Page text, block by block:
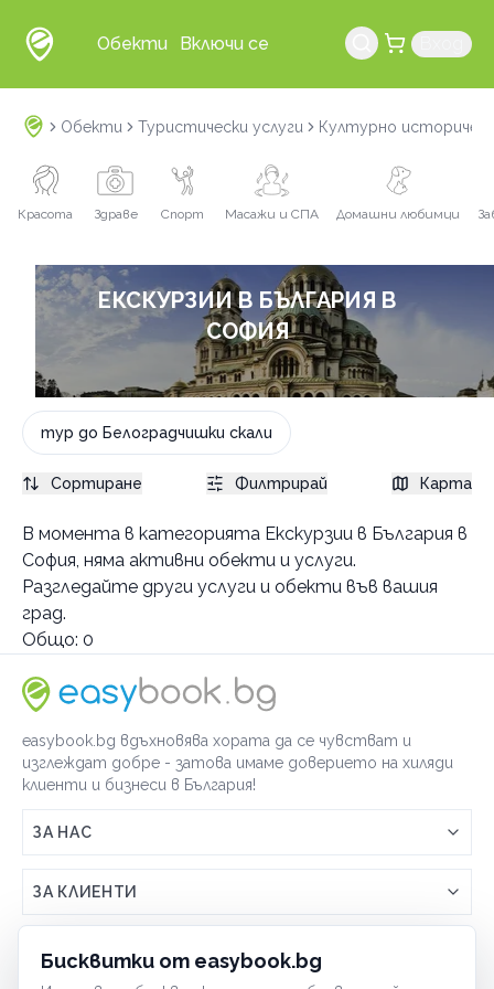
Бисквитки от easybook.bg
Обекти Включи се
Обекти Туристически услуги Културно
Красота Здраве Спорт Масажи и СПА Домашни любимци
ЕКСКУРЗИИ В БЪЛГАРИЯ В
СОФИЯ
тур до Белоградчишки скали
В момента в категорията Екскурзии в България в
София, няма активни обекти и услуги.
Разгледайте други услуги и обекти във вашия
град.
Общо: 0
Сортиране Филтрирай Карта
Белоградчик
Услуги
Екскурзии в България
тур до Белоградчишки скали
Планински преходи
Категории
Хотели
Къмпинг
Културно исторически туризъм
По домовете
easybook.bg вдъхновява хората да се чувстват и
изглеждат добре - затова имаме доверието на хиляди
клиенти и бизнеси в България!
ЗА НАС
Връзка с easybook.bg
Как работи easybook
Често задавани въпроси
ЗА КЛИЕНТИ
Условия за ползване
ЗА ТЪРГОВЦИ